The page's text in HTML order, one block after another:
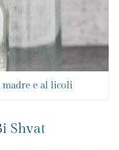
e al licoli
Shvat